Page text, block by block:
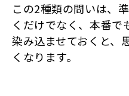
この2種類の問いは、
くだけでなく、本番で
染み込ませておくと、
くなります。